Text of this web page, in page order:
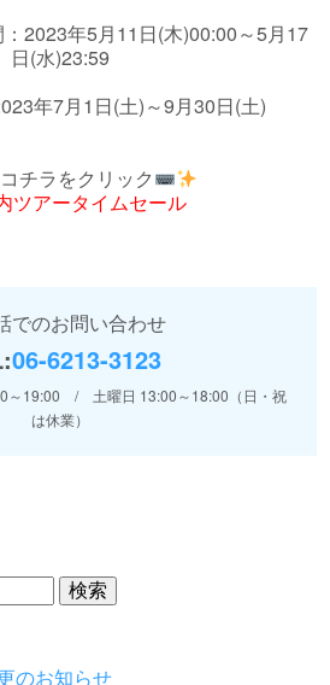
2023年5月11日(木)00:00～5月17
日(水)23:59
年7月1日(土)～9月30日(土)
チラをクリック
ツアータイムセール
でのお問い合わせ
06-6213-3123
～19:00 / 土曜日 13:00～18:00（日・祝
は休業）
のお知らせ